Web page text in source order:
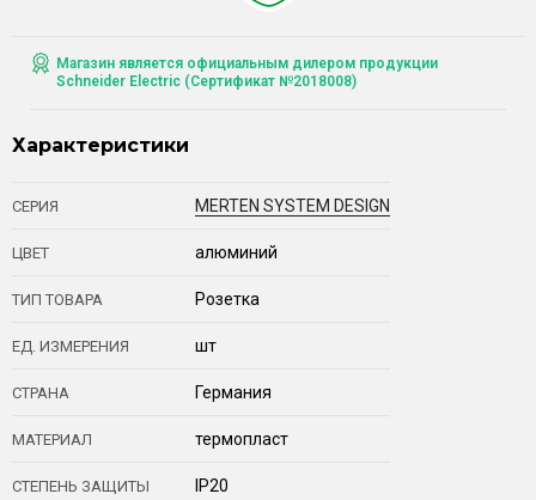
Магазин является официальным дилером продукции
Schneider Electric (Сертификат №2018008)
Характеристики
СЕРИЯ MERTEN SYSTEM DESIGN
ЦВЕТ алюминий
ТИП ТОВАРА Розетка
ЕД. ИЗМЕРЕНИЯ шт
СТРАНА Германия
МАТЕРИАЛ термопласт
СТЕПЕНЬ ЗАЩИТЫ IP20